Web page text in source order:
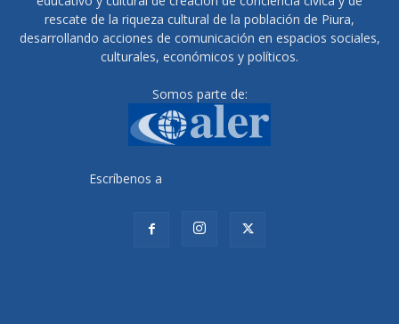
rescate de la riqueza cultural de la población de Piura,
desarrollando acciones de comunicación en espacios sociales,
culturales, económicos y políticos.
Somos parte de:
Escríbenos a